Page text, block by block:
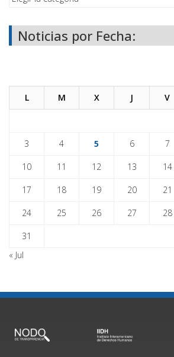
Noticias por Fecha:
L M X J V
3 4 5 6 7
10 11 12 13 14
17 18 19 20 21
24 25 26 27 28
31
« Jul